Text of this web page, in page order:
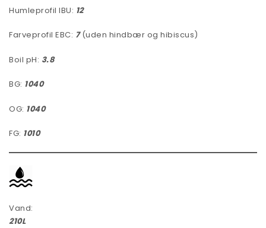
Humleprofil IBU: 12
Farveprofil EBC: 7(uden hindbær og hibiscus)
Boil pH: 3.8
BG: 1040
OG: 1040
FG: 1010
Vand:
210L